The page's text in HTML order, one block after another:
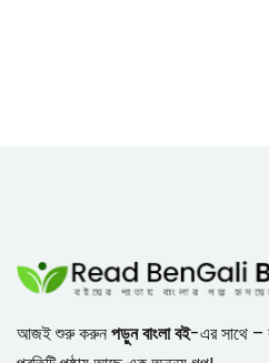
আজই শুরু করুনপড়ুন বাংলা বই-এর সাথে –